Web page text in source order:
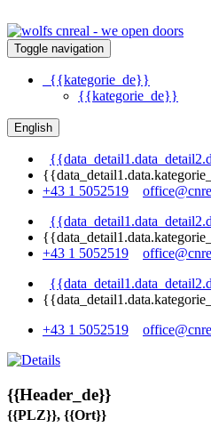
Toggle navigation
{{kategorie_de}}
{{kategorie_de}}
English
+43 1 5052519
+43 1 5052519
+43 1 5052519
{{Header_de}}
{{PLZ}}, {{Ort}}